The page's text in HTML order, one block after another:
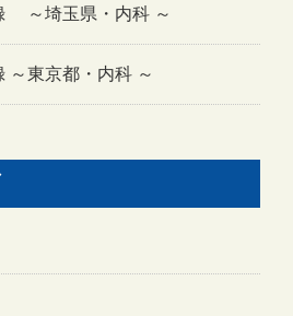
～埼玉県・内科 ～
～東京都・内科 ～